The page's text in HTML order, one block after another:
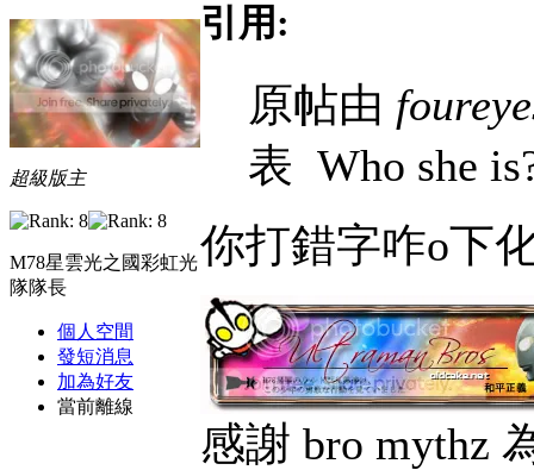
超級版主
M78星雲光之國彩虹光
隊隊長
個人空間
發短消息
加為好友
當前離線
引用:
原帖由
表 Who she
你打錯字咋o下
感謝 bro mythz